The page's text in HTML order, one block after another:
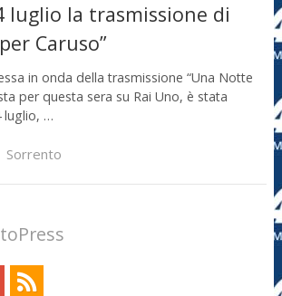
luglio la trasmissione di
Caruso”
in onda della trasmissione “Una Notte
per questa sera su Rai Uno, è stata
luglio, …
Sorrento